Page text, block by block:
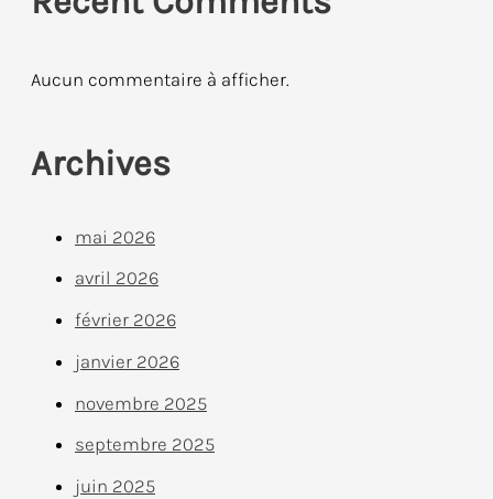
Aucun commentaire à afficher.
Archives
mai 2026
avril 2026
février 2026
janvier 2026
novembre 2025
septembre 2025
juin 2025